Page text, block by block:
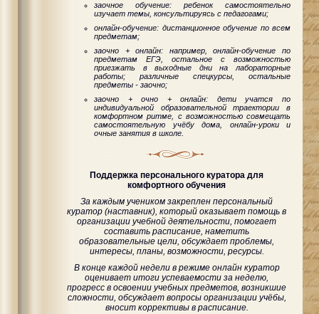
заочное обучение: ребенок самостоятельно
изучает темы, консультируясь с педагогами;
онлайн-обучение: дистанционное обучение по всем
предметам;
заочно + онлайн: например, онлайн-обучение по
предметам ЕГЭ, остальное с возможностью
приезжать в выходные дни на лабораторные
работы; различные спецкурсы, остальные
предметы - заочно;
заочно + очно + онлайн: дети учатся по
индивидуальной образовательной траектории в
комфортном ритме, с возможностью совмещать
самостоятельную учёбу дома, онлайн-уроки и
очные занятия в школе.
Поддержка персонального куратора для
комфортного обучения
За каждым учеником закреплен персональный
куратор (наставник), который оказывает помощь в
организации учебной деятельности, помогает
составить расписание, наметить
образовательные цели, обсуждает проблемы,
интересы, планы, возможности, ресурсы.
В конце каждой недели в режиме онлайн куратор
оценивает итоги успеваемости за неделю,
прогресс в освоении учебных предметов, возникшие
сложности, обсуждает вопросы организации учёбы,
вносит коррективы в расписание.